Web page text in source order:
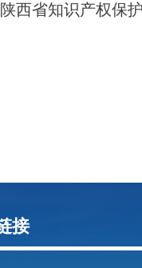
陕西省知识产权保
接